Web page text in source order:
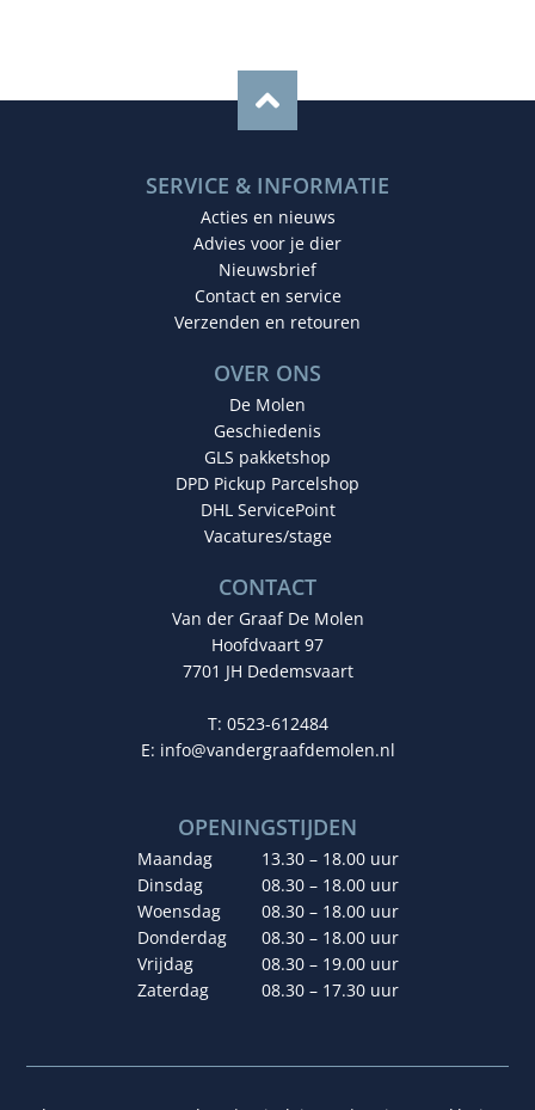
SERVICE & INFORMATIE
Acties en nieuws
Advies voor je dier
Nieuwsbrief
Contact en service
Verzenden en retouren
OVER ONS
De Molen
Geschiedenis
GLS pakketshop
DPD Pickup Parcelshop
DHL ServicePoint
Vacatures/stage
CONTACT
Van der Graaf De Molen
Hoofdvaart 97
7701 JH Dedemsvaart
T: 0523-612484
E: info@vandergraafdemolen.nl
OPENINGSTIJDEN
Maandag
13.30 – 18.00 uur
Dinsdag
08.30 – 18.00 uur
Woensdag
08.30 – 18.00 uur
Donderdag
08.30 – 18.00 uur
Vrijdag
08.30 – 19.00 uur
Zaterdag
08.30 – 17.30 uur